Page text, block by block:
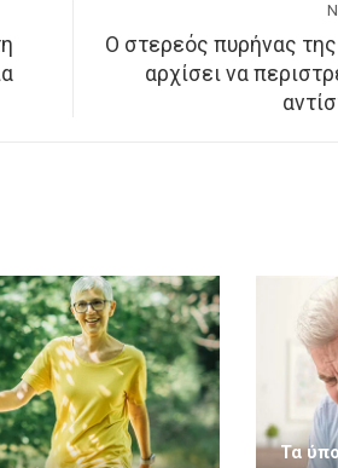
Ο στερεός πυρήνας
αρχίσει να
Τα